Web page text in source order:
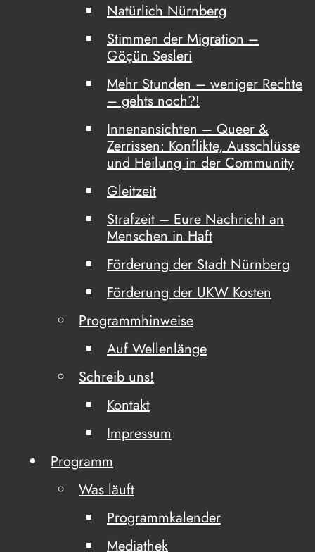
Natürlich Nürnberg
Stimmen der Migration –
Göçün Sesleri
Mehr Stunden – weniger Rechte
– gehts noch?!
Innenansichten – Queer &
Zerrissen: Konflikte, Ausschlüsse
und Heilung in der Community
Gleitzeit
Strafzeit – Eure Nachricht an
Menschen in Haft
Förderung der Stadt Nürnberg
Förderung der UKW Kosten
Programmhinweise
Auf Wellenlänge
Schreib uns!
Kontakt
Impressum
Programm
Was läuft
Programmkalender
Mediathek